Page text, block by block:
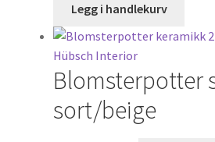
Legg i handlekurv
Blomsterpotter
sort/beige